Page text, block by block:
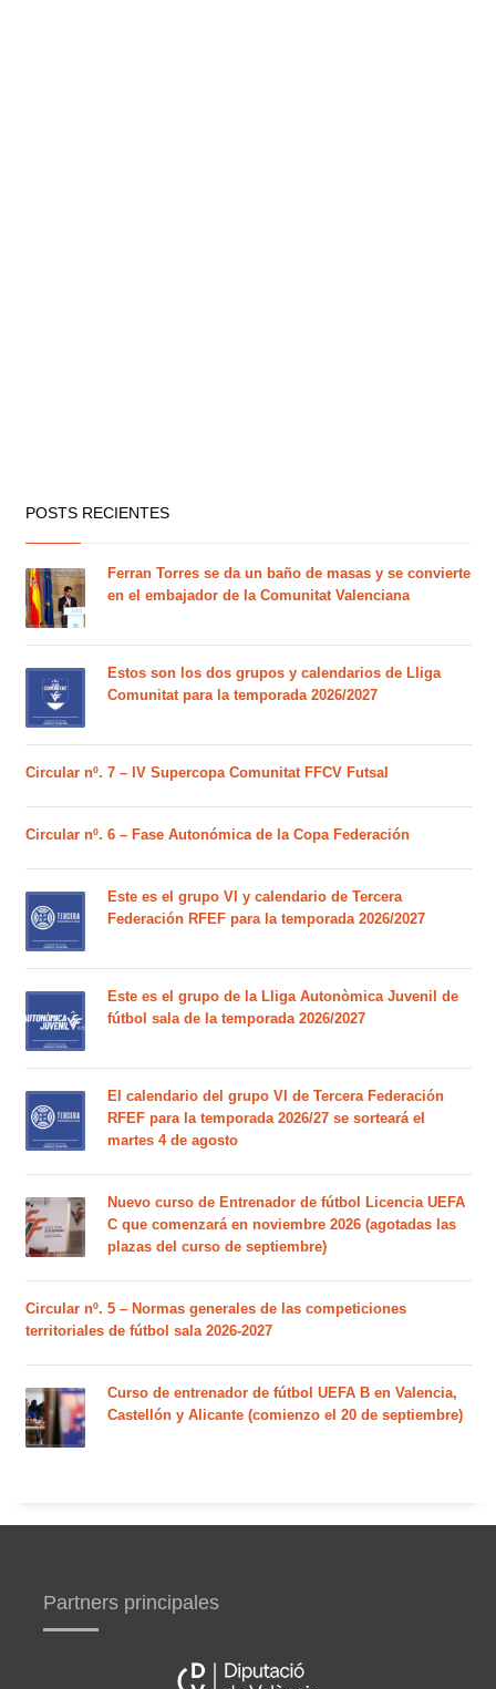
POSTS RECIENTES
Ferran Torres se da un baño de masas y se convierte
en el embajador de la Comunitat Valenciana
Estos son los dos grupos y calendarios de Lliga
Comunitat para la temporada 2026/2027
Circular nº. 7 – IV Supercopa Comunitat FFCV Futsal
Circular nº. 6 – Fase Autonómica de la Copa Federación
Este es el grupo VI y calendario de Tercera
Federación RFEF para la temporada 2026/2027
Este es el grupo de la Lliga Autonòmica Juvenil de
fútbol sala de la temporada 2026/2027
El calendario del grupo VI de Tercera Federación
RFEF para la temporada 2026/27 se sorteará el
martes 4 de agosto
Nuevo curso de Entrenador de fútbol Licencia UEFA
C que comenzará en noviembre 2026 (agotadas las
plazas del curso de septiembre)
Circular nº. 5 – Normas generales de las competiciones
territoriales de fútbol sala 2026-2027
Curso de entrenador de fútbol UEFA B en Valencia,
Castellón y Alicante (comienzo el 20 de septiembre)
Partners principales